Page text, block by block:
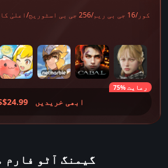
ابھی خریدیں
75% رعایت
گیمنگ آٹو فارم